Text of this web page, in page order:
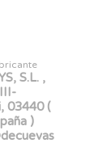
S.L. ,
03440 (
)